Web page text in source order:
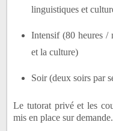
linguistiques et
Intensif (80 heures /
et la culture)
Soir (deux soirs par
Le tutorat privé et les
mis en place sur demande.